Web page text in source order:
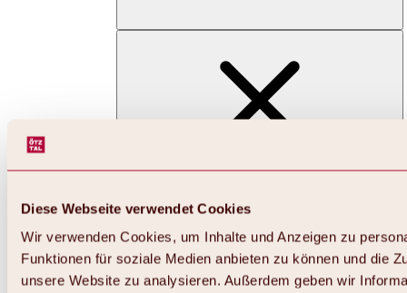
Diese Webseite verwendet Cookies
Wir verwenden Cookies, um Inhalte und Anzeigen zu
Funktionen für soziale Medien anbieten zu können und die
unsere Website zu analysieren. Außerdem geben wir